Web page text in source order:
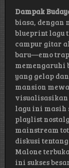
Dampak
biasa,
blueprint lagu
campur gitar
baru—emo
memengaruhi
yang gelap
mansion
visualisasikan
lagu ini masih
playlist
mainstream
diskusi
Malone
ini sukses